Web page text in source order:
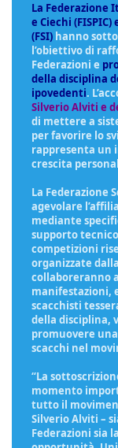
La Federazione
e Ciechi
(FSI) hanno
l’obiettivo di
Federazioni e
della disciplina
ipovedenti.
Silverio Alviti e
di mettere a
per favorire lo
rappresenta un
crescita
La Federazione
agevolare
mediante
supporto
competizioni
organizzate
collaboreranno
manifestazioni,
scacchisti
della disciplina,
promuovere
scacchi nel
“La
momento
tutto il
Silverio Alviti –
Federazioni sia